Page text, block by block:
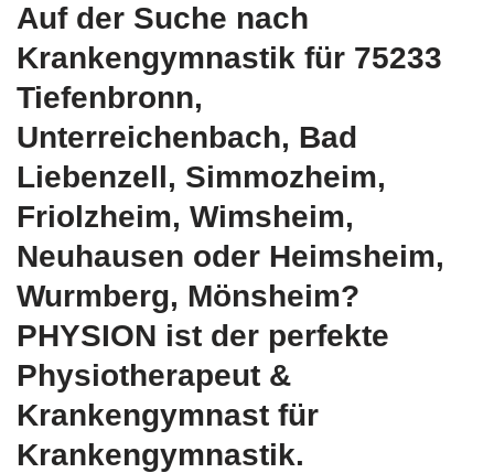
Auf der Suche nach
Krankengymnastik für 75233
Tiefenbronn,
Unterreichenbach, Bad
Liebenzell, Simmozheim,
Friolzheim, Wimsheim,
Neuhausen oder Heimsheim,
Wurmberg, Mönsheim?
PHYSION ist der perfekte
Physiotherapeut &
Krankengymnast für
Krankengymnastik.